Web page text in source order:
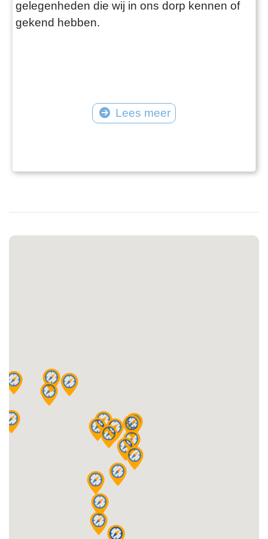
gelegenheden die wij in ons dorp kennen of
gekend hebben.
Lees meer